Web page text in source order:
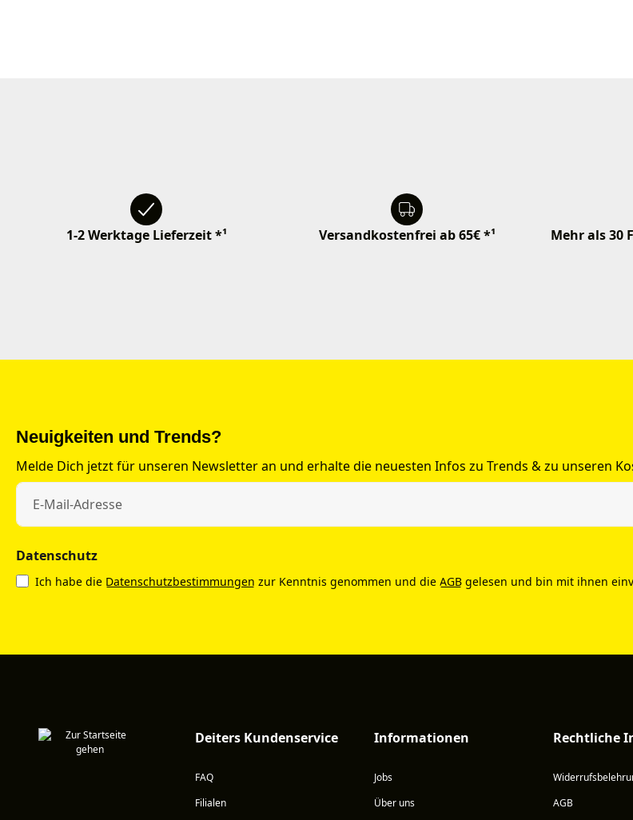
1-2 Werktage Lieferzeit *¹ Versandkostenfrei ab 65€ *¹ Mehr als 30
Neuigkeiten und Trends?
Melde Dich jetzt für unseren Newsletter an und erhalte die neuesten Infos zu Trends & zu unseren
Datenschutz
Ich habe die Datenschutzbestimmungen zur Kenntnis genommen und die AGB gelesen und bin mit ihnen
Deiters Kundenservice
FAQ
Filialen
Informationen
Jobs
Über uns
Rechtliche
AGB